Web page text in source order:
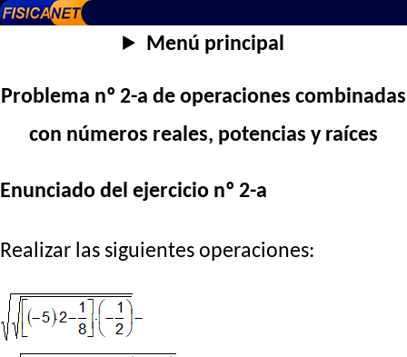
Menú principal
Problema nº 2-a de operaciones combinadas
con números reales, potencias y raíces
Enunciado del ejercicio nº 2-a
Realizar las siguientes operaciones: